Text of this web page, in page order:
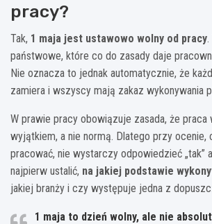
pracy?
Tak, 1 maja jest ustawowo wolny od pracy
państwowe, które co do zasady daje
Nie oznacza to jednak automatycznie, że
zamiera i wszyscy mają zakaz wykonywania
W prawie pracy obowiązuje zasada, że
wyjątkiem, a nie normą. Dlatego przy ocenie,
pracować, nie wystarczy odpowiedzieć „tak”
najpierw ustalić, na jakiej podstawie
jakiej branży i czy występuje jedna z
1 maja to dzień wolny, ale nie